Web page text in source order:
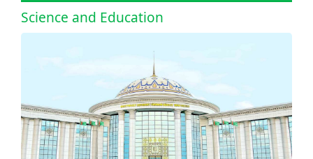
Science and Education